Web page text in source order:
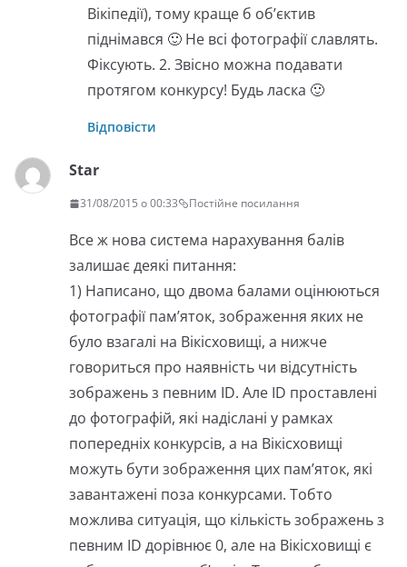
Вікіпедії), тому краще б об’єктив
піднімався 🙂 Не всі фотографії славлять.
Фіксують. 2. Звісно можна подавати
протягом конкурсу! Будь ласка 🙂
Відповісти
Star
31/08/2015 о 00:33 Постійне посилання
Все ж нова система нарахування балів
залишає деякі питання:
1) Написано, що двома балами оцінюються
фотографії пам’яток, зображення яких не
було взагалі на Вікісховищі, а нижче
говориться про наявність чи відсутність
зображень з певним ID. Але ID проставлені
до фотографій, які надіслані у рамках
попередніх конкурсів, а на Вікісховищі
можуть бути зображення цих пам’яток, які
завантажені поза конкурсами. Тобто
можлива ситуація, що кількість зображень з
певним ID дорівнює 0, але на Вікісховищі є